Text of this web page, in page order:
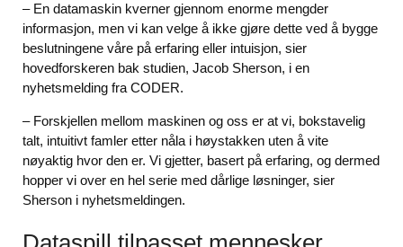
– En datamaskin kverner gjennom enorme mengder
informasjon, men vi kan velge å ikke gjøre dette ved å bygge
beslutningene våre på erfaring eller intuisjon, sier
hovedforskeren bak studien, Jacob Sherson, i en
nyhetsmelding fra CODER.
– Forskjellen mellom maskinen og oss er at vi, bokstavelig
talt, intuitivt famler etter nåla i høystakken uten å vite
nøyaktig hvor den er. Vi gjetter, basert på erfaring, og dermed
hopper vi over en hel serie med dårlige løsninger, sier
Sherson i nyhetsmeldingen.